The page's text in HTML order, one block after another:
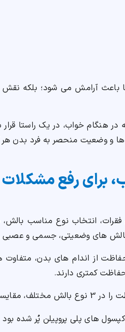
باعث آرامش می شود؛ بلکه نقش
در هنگام خواب، در یک راستا
و وضعیت منحصر به فرد بدن
برای رفع
فقرات، انتخاب نوع مناسب
های وضعیتی، جسمی و عصبی
از اندام های بدن،
کمتری دارند.
مقایسه کرد:
های پلی پروپیلن پُر شده بود